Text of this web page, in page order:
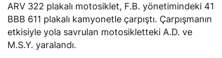
ARV 322 plakalı motosiklet, F.B. yönetimindeki 41
BBB 611 plakalı kamyonetle çarpıştı. Çarpışmanın
etkisiyle yola savrulan motosikletteki A.D. ve
M.S.Y. yaralandı.